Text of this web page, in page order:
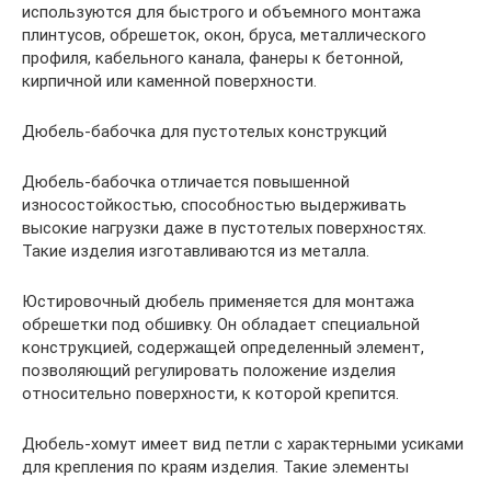
используются для быстрого и объемного монтажа
плинтусов, обрешеток, окон, бруса, металлического
профиля, кабельного канала, фанеры к бетонной,
кирпичной или каменной поверхности.
Дюбель-бабочка для пустотелых конструкций
Дюбель-бабочка отличается повышенной
износостойкостью, способностью выдерживать
высокие нагрузки даже в пустотелых поверхностях.
Такие изделия изготавливаются из металла.
Юстировочный дюбель применяется для монтажа
обрешетки под обшивку. Он обладает специальной
конструкцией, содержащей определенный элемент,
позволяющий регулировать положение изделия
относительно поверхности, к которой крепится.
Дюбель-хомут имеет вид петли с характерными усиками
для крепления по краям изделия. Такие элементы